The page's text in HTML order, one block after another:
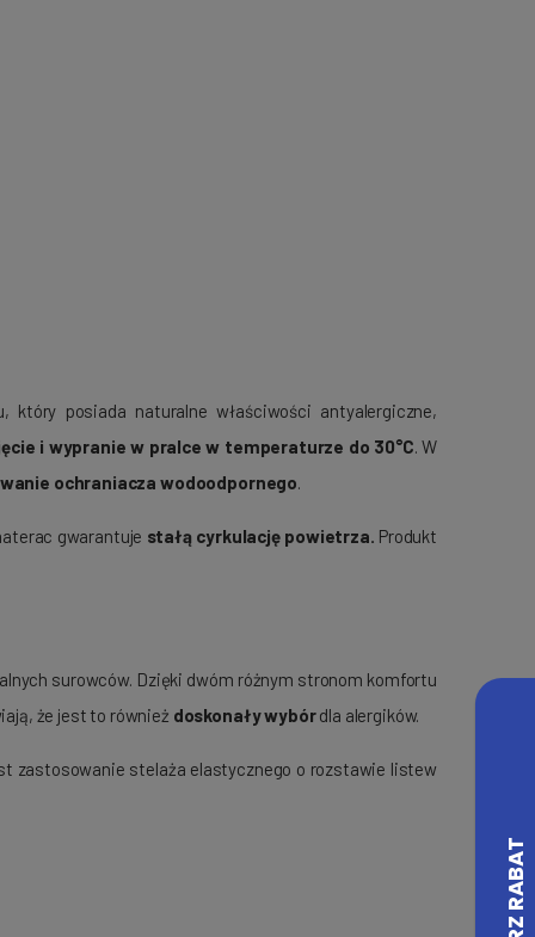
posiada naturalne właściwości antyalergiczne,
i wypranie w pralce w temperaturze do 30°C . W
ochraniacza wodoodpornego
gwarantuje stałą cyrkulację powietrza. Produkt
surowców. Dzięki dwóm różnym stronom komfortu
że jest to również doskonały wybórdla alergików.
zastosowanie stelaża elastycznego o rozstawie listew